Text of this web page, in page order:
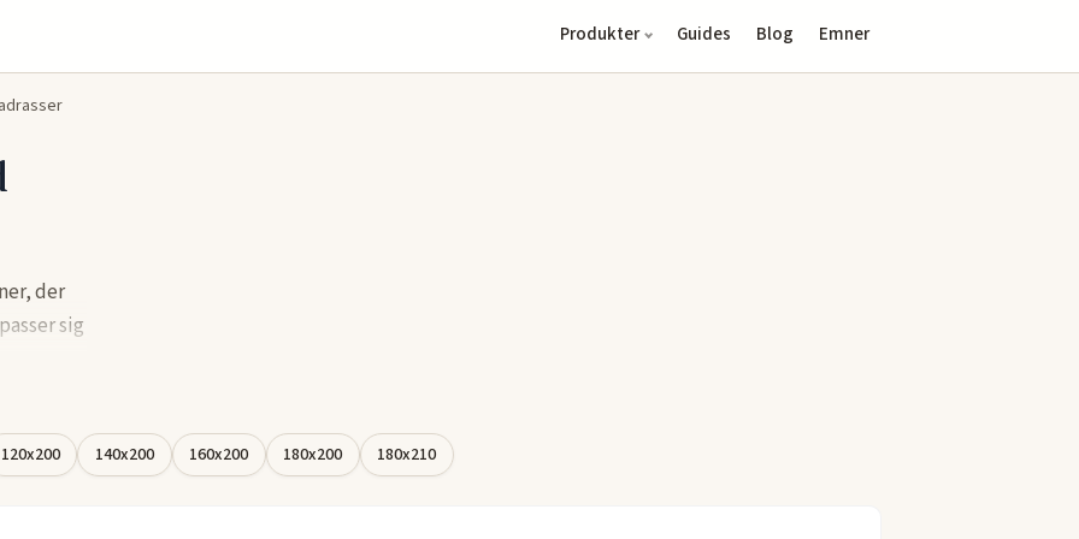
Produkter Guides Blog Emner
der
sig
og
120x200 140x200 160x200 180x200 180x210